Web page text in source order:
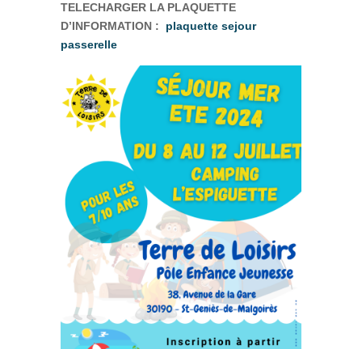
TELECHARGER LA PLAQUETTE
D’INFORMATION : plaquette sejour
passerelle